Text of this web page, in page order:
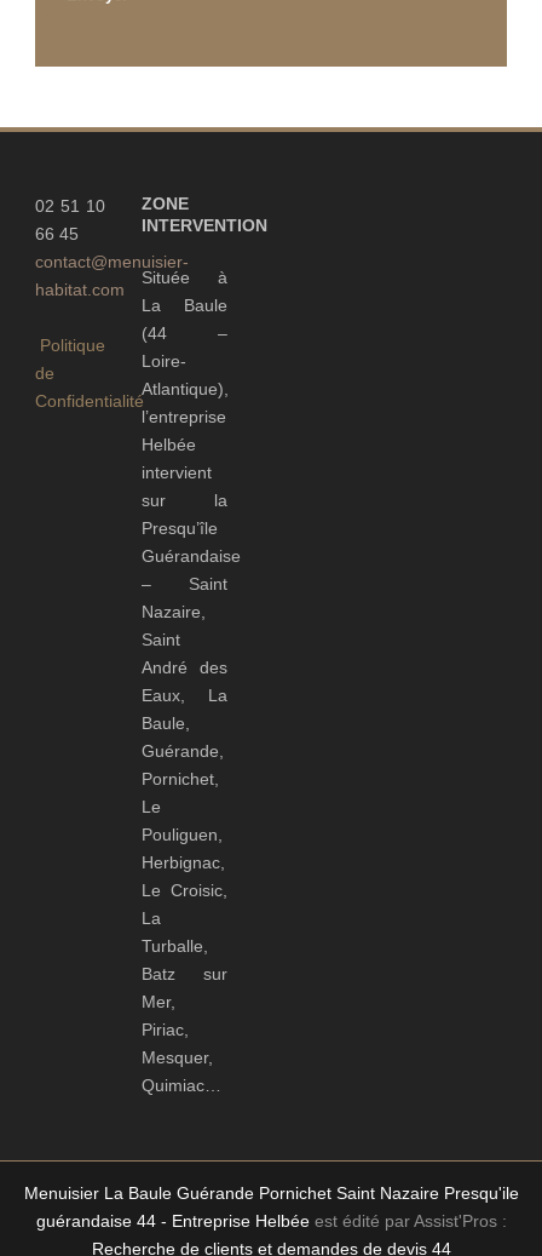
02 51 10
66 45
contact@menuisier-
habitat.com
Politique
de
Confidentialité
ZONE
INTERVENTION
Située à
La Baule
(44 –
Loire-
Atlantique),
l’entreprise
Helbée
intervient
sur la
Presqu’île
Guérandaise
– Saint
Nazaire,
Saint
André des
Eaux, La
Baule,
Guérande,
Pornichet,
Le
Pouliguen,
Herbignac,
Le Croisic,
La
Turballe,
Batz sur
Mer,
Piriac,
Mesquer,
Quimiac…
Menuisier La Baule Guérande Pornichet Saint Nazaire Presqu'ile
guérandaise 44 - Entreprise Helbéeest édité par Assist'Pros :
Recherche de clients et demandes de devis 44